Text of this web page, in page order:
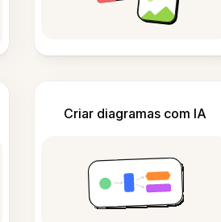
Criar diagramas com IA